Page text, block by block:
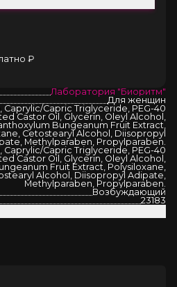
₽
Лаборатория "Биоритм"
Для женщин
Caprylic/Capric Triglyceride, PEG-40
Castor Oil, Glycerin, Оleyl Alcohol,
Bungeanum Fruit Extract,
Cetostearyl Alcohol, Diisopropyl
Methylparaben, Propylparaben.
Caprylic/Capric Triglyceride, PEG-40
Castor Oil, Glycerin, Оleyl Alcohol,
Fruit Extract, Polysiloxane,
Alcohol, Diisopropyl Adipate,
Methylparaben, Propylparaben.
Возбуждающий
23183